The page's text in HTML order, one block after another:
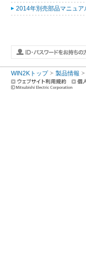
2014年別売部品マニュ
WIN2Kトップ 製品情報